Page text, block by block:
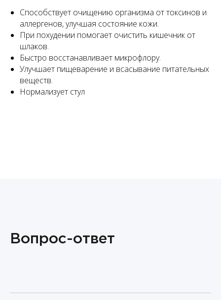
Способствует очищению организма от токсинов и
аллергенов, улучшая состояние кожи.
При похудении помогает очистить кишечник от
шлаков.
Быстро восстанавливает микрофлору.
Улучшает пищеварение и всасывание питательных
веществ.
Нормализует стул
Вопрос-ответ